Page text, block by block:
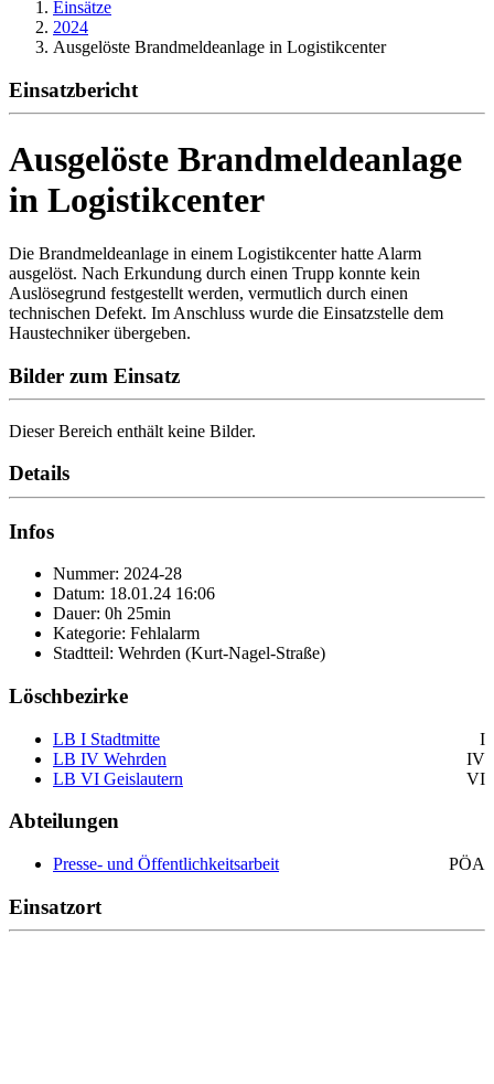
Einsätze
2024
Ausgelöste Brandmeldeanlage in Logistikcenter
Einsatzbericht
Ausgelöste Brandmeldeanlage
in Logistikcenter
Die Brandmeldeanlage in einem Logistikcenter hatte Alarm
ausgelöst. Nach Erkundung durch einen Trupp konnte kein
Auslösegrund festgestellt werden, vermutlich durch einen
technischen Defekt. Im Anschluss wurde die Einsatzstelle dem
Haustechniker übergeben.
Bilder zum Einsatz
Dieser Bereich enthält keine Bilder.
Details
Infos
Nummer: 2024-28
Datum: 18.01.24 16:06
Dauer: 0h 25min
Kategorie: Fehlalarm
Stadtteil: Wehrden (Kurt-Nagel-Straße)
Löschbezirke
LB I Stadtmitte
I
LB IV Wehrden
IV
LB VI Geislautern
VI
Abteilungen
Presse- und Öffentlichkeitsarbeit PÖA
Einsatzort